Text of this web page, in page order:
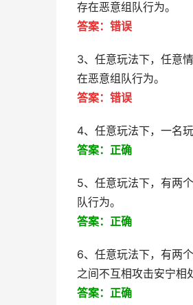
存在恶意组队行为。
答案：错误
3、任意玩法下，任意
在恶意组队行为。
答案：错误
4、任意玩法下，一名
答案：正确
5、任意玩法下，有两
队行为。
答案：正确
6、任意玩法下，有两
之间不互相攻击安宁相
答案：正确